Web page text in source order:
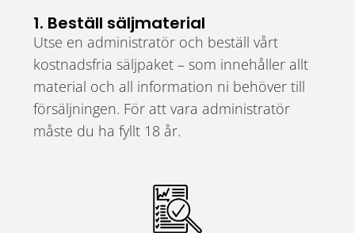
1. Beställ säljmaterial
Utse en administratör och beställ vårt
kostnadsfria säljpaket – som innehåller allt
material och all information ni behöver till
försäljningen. För att vara administratör
måste du ha fyllt 18 år.